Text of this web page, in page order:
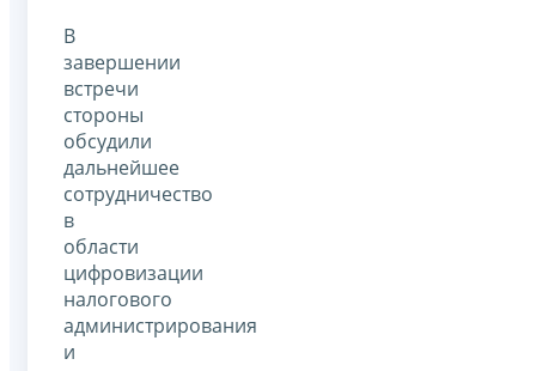
В
завершении
встречи
стороны
обсудили
дальнейшее
сотрудничество
в
области
цифровизации
налогового
администрирования
и